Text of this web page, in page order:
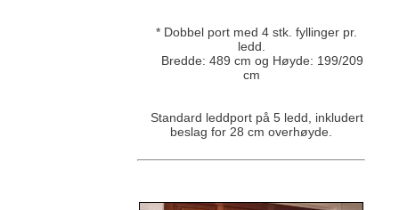
* Dobbel port med 4 stk. fyllinger pr.
ledd.
Bredde: 489 cm og Høyde: 199/209
cm
Standard leddport på 5 ledd, inkludert
beslag for 28 cm overhøyde.